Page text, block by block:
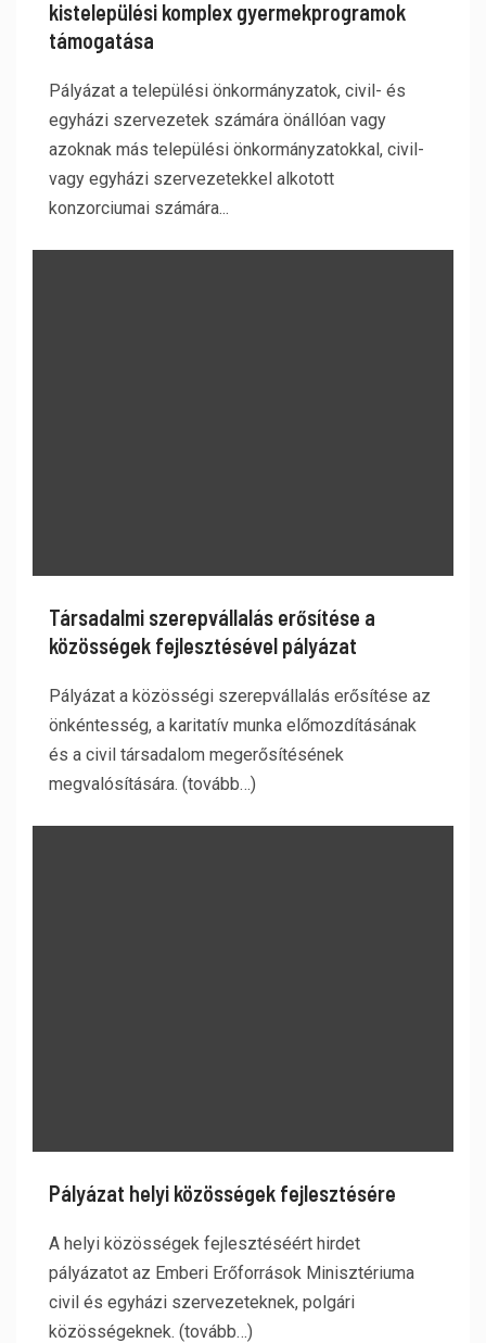
kistelepülési komplex gyermekprogramok
támogatása
Pályázat a települési önkormányzatok, civil- és
egyházi szervezetek számára önállóan vagy
azoknak más települési önkormányzatokkal, civil-
vagy egyházi szervezetekkel alkotott
konzorciumai számára...
Társadalmi szerepvállalás erősítése a
közösségek fejlesztésével pályázat
Pályázat a közösségi szerepvállalás erősítése az
önkéntesség, a karitatív munka előmozdításának
és a civil társadalom megerősítésének
megvalósítására. (tovább…)
Pályázat helyi közösségek fejlesztésére
A helyi közösségek fejlesztéséért hirdet
pályázatot az Emberi Erőforrások Minisztériuma
civil és egyházi szervezeteknek, polgári
közösségeknek. (tovább…)